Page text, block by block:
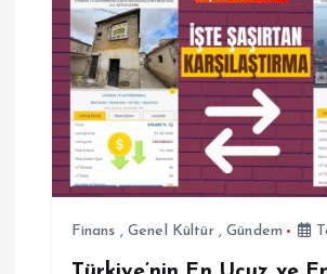
n
m
e
Finans ,Genel Kültür,Gündem